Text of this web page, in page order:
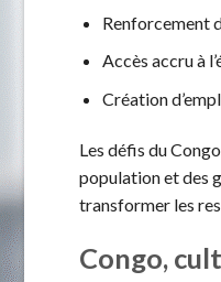
Renforcement
Accès accru à
Création
Les défis du
population et des
transformer les
Congo,